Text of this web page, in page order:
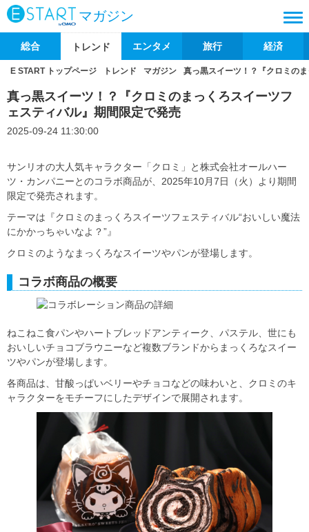
マガジン
総合 トレンド エンタメ 旅行 経済
E START トップページ トレンド マガジン 真っ黒スイーツ！？『クロミの
真っ黒スイーツ！？『クロミのまっくろスイーツフ
ェスティバル』期間限定で発売
2025-09-24 11:30:00
サンリオの大人気キャラクター「クロミ」と株式会社オールハー
ツ・カンパニーとのコラボ商品が、2025年10月7日（火）より期間
限定で発売されます。
テーマは『クロミのまっくろスイーツフェスティバル“おいしい魔法
にかかっちゃいなよ？”』
クロミのようなまっくろなスイーツやパンが登場します。
コラボ商品の概要
ねこねこ食パンやハートブレッドアンティーク、パステル、世にも
おいしいチョコブラウニーなど複数ブランドからまっくろなスイー
ツやパンが登場します。
各商品は、甘酸っぱいベリーやチョコなどの味わいと、クロミのキ
ャラクターをモチーフにしたデザインで展開されます。